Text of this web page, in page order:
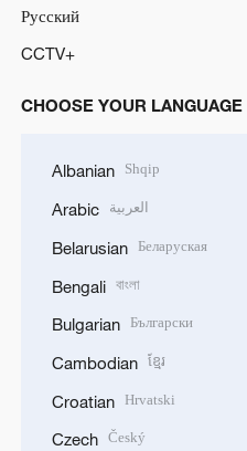
Русский
CCTV+
CHOOSE YOUR LANGUAGE
Albanian Shqip
Arabic العربية
Belarusian Беларуская
Bengali বাংলা
Bulgarian Български
Cambodian ខ្មែរ
Croatian Hrvatski
Czech Český